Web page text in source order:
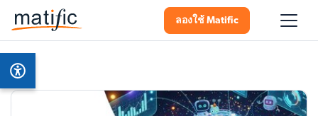
ลองใช้ Matific